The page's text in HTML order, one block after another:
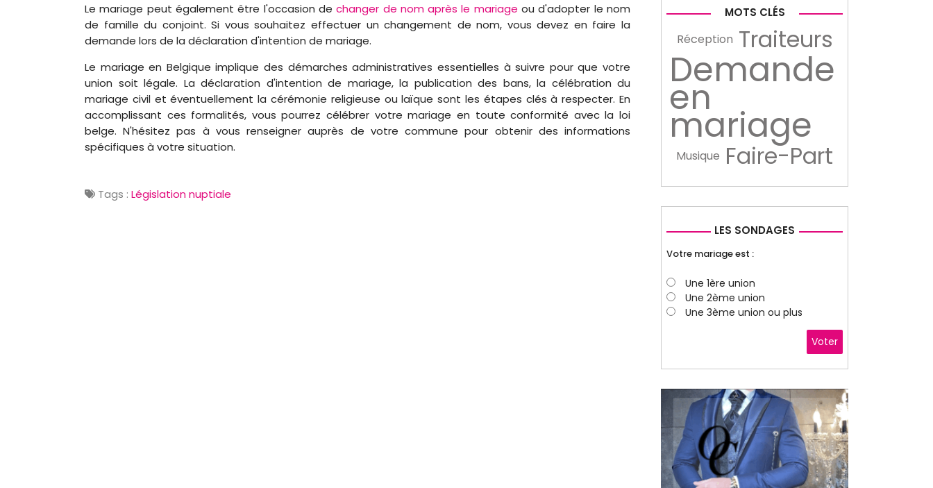
Le mariage peut également être l'occasion dechanger de nom après le mariage ou d'adopter le nom
de famille du conjoint. Si vous souhaitez effectuer un changement de nom, vous devez en faire la
demande lors de la déclaration d'intention de mariage.
Le mariage en Belgique implique des démarches administratives essentielles à suivre pour que votre
union soit légale. La déclaration d'intention de mariage, la publication des bans, la célébration du
mariage civil et éventuellement la cérémonie religieuse ou laïque sont les étapes clés à respecter. En
accomplissant ces formalités, vous pourrez célébrer votre mariage en toute conformité avec la loi
belge. N'hésitez pas à vous renseigner auprès de votre commune pour obtenir des informations
spécifiques à votre situation.
Tags : Législation nuptiale
MOTS CLÉS
Réception Traiteurs
Demande
en
mariage
Musique Faire-Part
LES SONDAGES
Votre mariage est :
Une 1ère union
Une 2ème union
Une 3ème union ou plus
Voter